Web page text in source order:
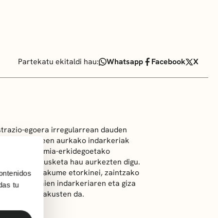
tu
Partekatu ekitaldi hau: Whatsapp Facebook X
egoera irregularrean dauden
langileen aurkako indarkeriak
autonomia-erkidegoetako
erakusketa hau aurkezten digu.
emakume etorkinei, zaintzako
eragiten zaien indarkeriaren eta giza
erakusten da.